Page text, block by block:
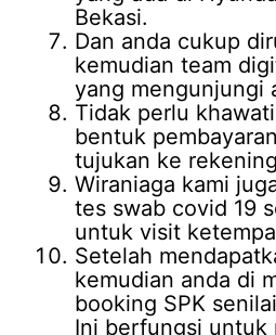
Bekasi.
Dan anda cukup
kemudian team
yang mengunjungi
Tidak perlu
bentuk
tujukan ke
Wiraniaga kami
tes swab covid 19
untuk visit
Setelah
kemudian anda di
booking SPK
Ini berfungsi untuk